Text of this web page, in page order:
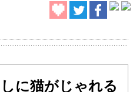
に猫がじゃれる